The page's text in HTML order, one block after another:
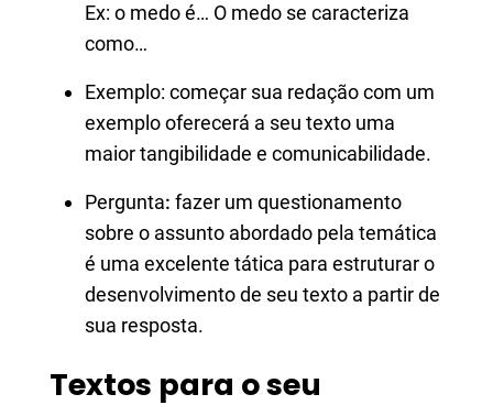
Ex: o medo é… O medo se caracteriza
como…
Exemplo: começar sua redaçãocom um
exemplo oferecerá a seu texto uma
maior tangibilidade e comunicabilidade.
Pergunta: fazer um questionamento
sobre o assunto abordado pela temática
é uma excelente tática para estruturar o
desenvolvimento de seu texto a partir de
sua resposta.
Textos para o seu